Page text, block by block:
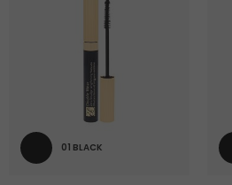
01 BLACK